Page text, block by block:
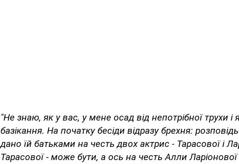
"Не знаю, як у вас, у мене осад від непотрібної трухи і
базікання. На початку бесіди відразу брехня:
дано їй батьками на честь двох актрис - Тарасової і
Тарасової - може бути, а ось на честь Алли